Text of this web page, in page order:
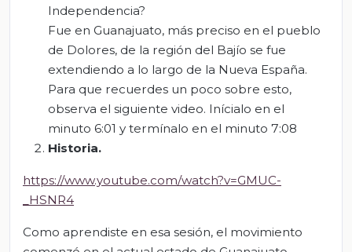
Independencia?
Fue en Guanajuato, más preciso en el pueblo
de Dolores, de la región del Bajío se fue
extendiendo a lo largo de la Nueva España.
Para que recuerdes un poco sobre esto,
observa el siguiente video. Inícialo en el
minuto 6:01 y termínalo en el minuto 7:08
Historia.
https://www.youtube.com/watch?v=GMUC-
_HSNR4
Como aprendiste en esa sesión, el movimiento